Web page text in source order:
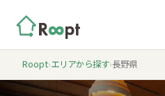
Roopt›エリアから探す›長野県